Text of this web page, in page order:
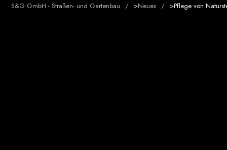
S&G GmbH - Straßen- und Gartenbau >Neues >Pflege von